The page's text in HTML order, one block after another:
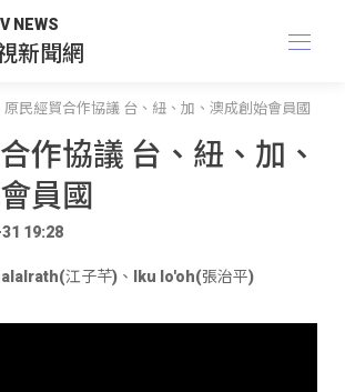
NEWS
新聞網
原民經貿合作協議 台、紐、加、澳成創始會員國
作協議 台、紐、加、
員國
19:28
江子芊) 、 Iku lo'oh(張治平)